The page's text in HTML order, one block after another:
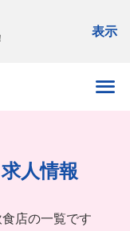
表示
人情報
店の一覧です